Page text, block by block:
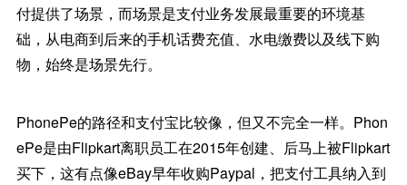
付提供了场景，而场景是支付业务发展最重要的环境基
础，从电商到后来的手机话费充值、水电缴费以及线下购
物，始终是场景先行。
PhonePe的路径和支付宝比较像，但又不完全一样。Phon
ePe是由Flipkart离职员工在2015年创建、后马上被Flipkart
买下，这有点像eBay早年收购Paypal，把支付工具纳入到